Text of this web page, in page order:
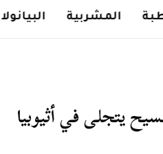
المشربية البيانولا
يتجلى في أثيوبيا